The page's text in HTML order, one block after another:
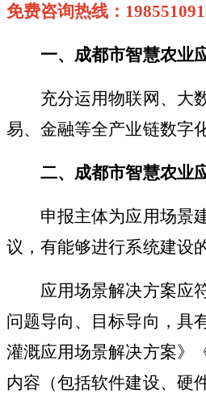
免费咨询热线：
一、成都市智慧农业应
充分运用物联网、大数
易、金融等全产业链数字
二、成都市智慧农业
申报主体为应用场景建
议，有能够进行系统建设
应用场景解决方案应符
问题导向、目标导向，具
灌溉应用场景解决方案》
内容（包括软件建设、硬